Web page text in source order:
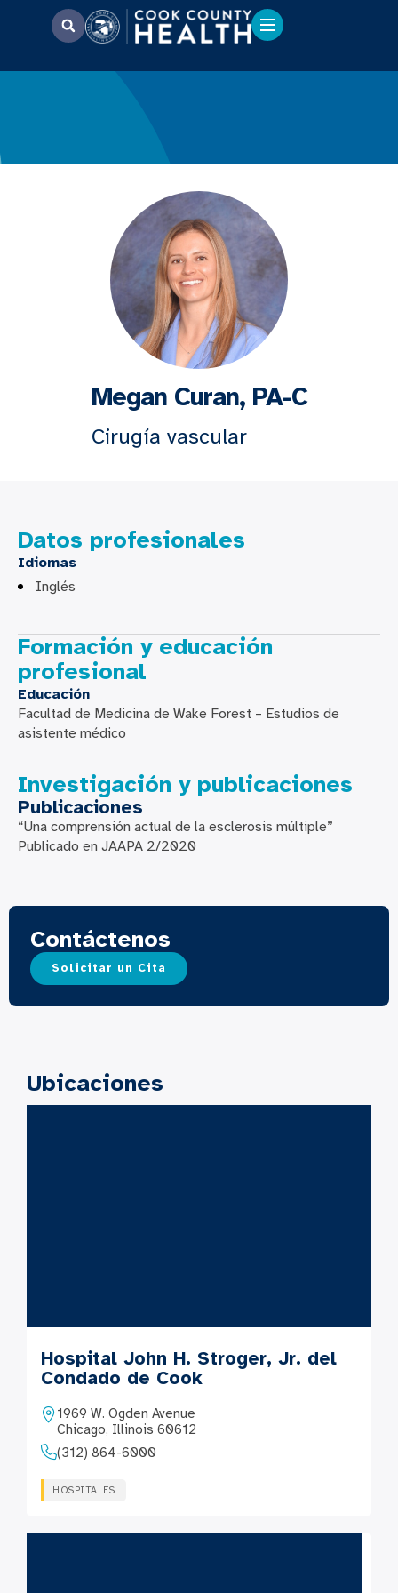
Megan Curan, PA-C
Cirugía vascular
Datos profesionales
Idiomas
Inglés
Formación y educación
profesional
Educación
Facultad de Medicina de Wake Forest – Estudios de
asistente médico
Investigación y publicaciones
Publicaciones
“Una comprensión actual de la esclerosis múltiple”
Publicado en JAAPA 2/2020
Contáctenos
Solicitar un Cita
Ubicaciones
Hospital John H. Stroger, Jr. del
Condado de Cook
1969 W. Ogden Avenue
Chicago, Illinois 60612
(312) 864-6000
HOSPITALES